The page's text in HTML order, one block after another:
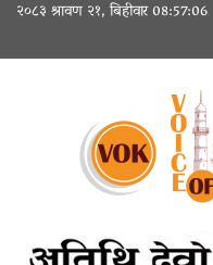
Skip
content
२०८३ श्रावण २१, बिहीवार08:57:06